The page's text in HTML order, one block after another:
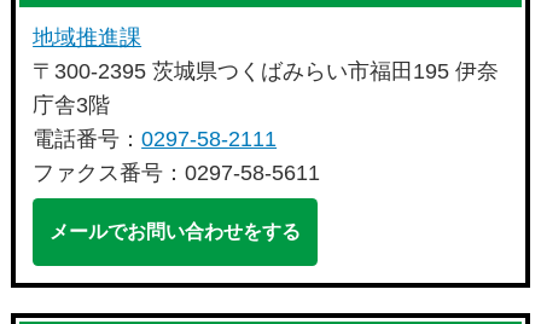
地域推進課
〒300-2395 茨城県つくばみらい市福田195 伊奈
庁舎3階
電話番号：0297-58-2111
ファクス番号：0297-58-5611
メールでお問い合わせをする